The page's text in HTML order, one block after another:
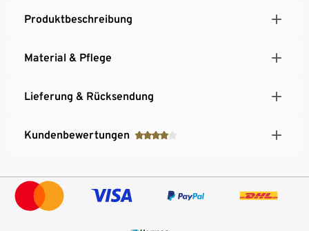
Produktbeschreibung
Material & Pflege
Lieferung & Rücksendung
Kundenbewertungen